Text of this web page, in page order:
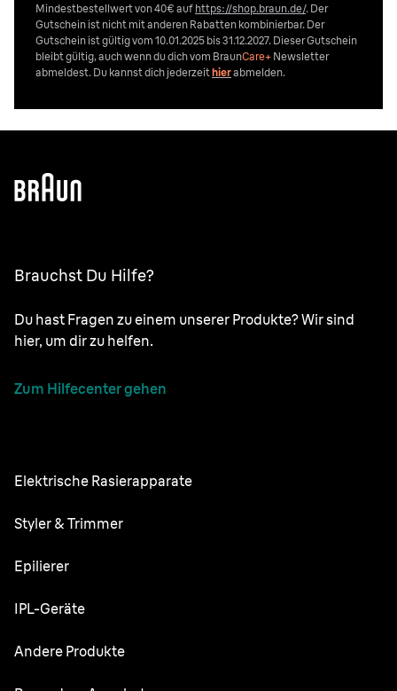
Mindestbestellwert von 40€ auf https://shop.braun.de/. Der
Gutschein ist nicht mit anderen Rabatten kombinierbar. Der
Gutschein ist gültig vom 10.01.2025 bis 31.12.2027. Dieser Gutschein
bleibt gültig, auch wenn du dich vom BraunCare+ Newsletter
abmeldest. Du kannst dich jederzeithierabmelden.
Brauchst Du Hilfe?
Du hast Fragen zu einem unserer Produkte? Wir sind
hier, um dir zu helfen.
Zum Hilfecenter gehen
Elektrische Rasierapparate
NEVO
Series 5
Styler & Trimmer
Barttrimmer
Series X
Epilierer
Silk·épil SkinSpa
IPL-Geräte
Skin i·expert
Andere Produkte